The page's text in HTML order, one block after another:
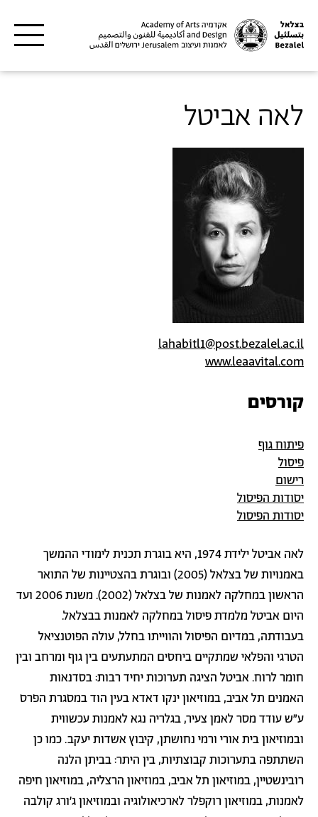
לאה אביטל
lahabitl1@post.bezalel.ac.il
www.leaavital.com
קורסים
פיתוח גוף
פיסול
רישום
יסודות הפיסול
יסודות הפיסול
לאה אביטל ילידת 1974, היא בוגרת תכנית לימודי ההמשך
באמנויות של בצלאל (2005) ובוגרת בהצטיינות של התואר
הראשון במחלקה לאמנות של בצלאל (2002). משנת 2006 ועד
היום אביטל מלמדת פיסול במחלקה לאמנות בבצלאל.
בעבודתה, במדיום הפיסול והווייתו בחלל, עולה הפוטנציאל
הטרגי והפלאי שמתקיים ביחסים המתעתעים בין גוף ומרחב ובין
חומר לרוח. אביטל הציגה תערוכות יחיד רבות: בסדנאות
האמנים תל אביב, במוזיאון ינקו דאדא בעין הוד במסגרת הפרס
ע"ש עודד מסר לאמן צעיר, בגלריה נגא לאמנות עכשווית
ובמוזיאון בית אורי ורמי נחושתן, קיבוץ אשדות יעקב. כמו כן
השתתפה בתערוכות קבוצתיות, בין היתר: בביתן הלנה
רובינשטיין, במוזיאון תל אביב, במוזיאון הרצליה, במוזיאון חיפה
לאמנות, במוזיאון רוקפלר לארכיאולוגיה ובמוזיאון ג'ורג קולבה